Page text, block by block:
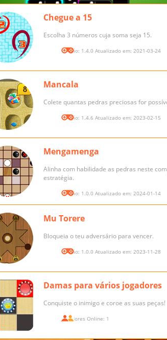
Chegue a 15
Escolha 3 números cuja soma seja 15.
Versão: 1.4.0 Atualizado em: 2021-03-24
Mancala
Colete quantas pedras preciosas for
Versão: 1.4.6 Atualizado em: 2023-02-15
Mengamenga
Alinha com habilidade as pedras neste
estratégia.
Versão: 1.0.0 Atualizado em: 2024-01-14
Mu Torere
Bloqueia o teu adversário para vencer.
Versão: 1.0.0 Atualizado em: 2023-11-28
Damas para vários jogadores
Conquiste o inimigo e coroe as suas peças!
Jogadores Online: 1